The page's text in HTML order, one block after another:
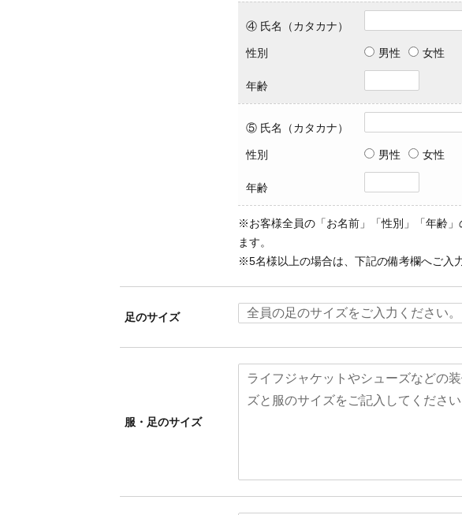
④ 氏名（カタカナ）
性別 男性 女性
年齢
⑤ 氏名（カタカナ）
性別 男性 女性
年齢
※お客様全員の「お名前」「性別」「年齢
ます。
※5名様以上の場合は、下記の備考欄へご入
足のサイズ
服・足のサイズ